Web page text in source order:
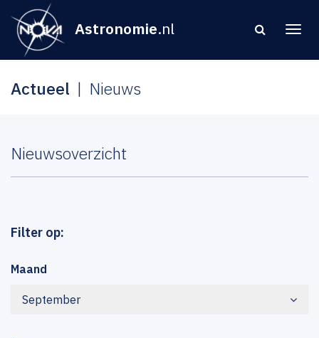
Astronomie.nl
Actueel Nieuws
Nieuwsoverzicht
Filter op:
Maand
September